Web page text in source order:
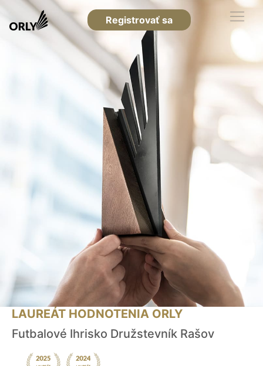
Registrovať sa
LAUREÁT HODNOTENIA ORLY
Futbalové Ihrisko Družstevník Rašov